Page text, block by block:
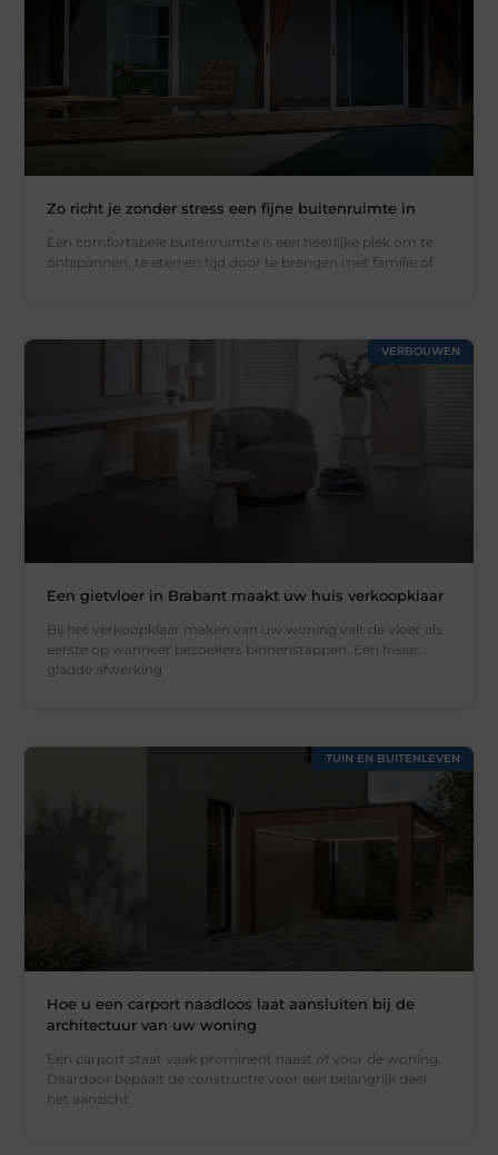
Zo richt je zonder stress een fijne buitenruimte in
Een comfortabele buitenruimte is een heerlijke plek om te
ontspannen, te eten en tijd door te brengen met familie of
VERBOUWEN
Een gietvloer in Brabant maakt uw huis verkoopklaar
Bij het verkoopklaar maken van uw woning valt de vloer als
eerste op wanneer bezoekers binnenstappen. Een frisse,
gladde afwerking
TUIN EN BUITENLEVEN
Hoe u een carport naadloos laat aansluiten bij de
architectuur van uw woning
Een carport staat vaak prominent naast of voor de woning.
Daardoor bepaalt de constructie voor een belangrijk deel
het aanzicht